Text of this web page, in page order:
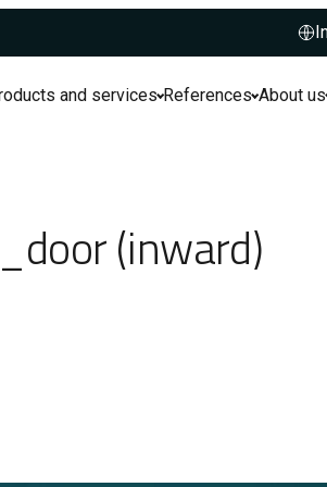
and services References About us
(inward)